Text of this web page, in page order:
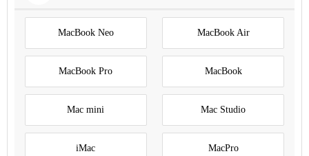
MacBook Neo MacBook Air
MacBook Pro MacBook
Mac mini Mac Studio
iMac MacPro